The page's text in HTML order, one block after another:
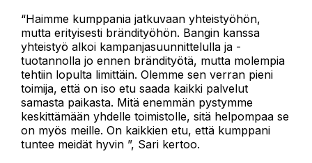
“Haimme kumppania jatkuvaan yhteistyöhön,
mutta erityisesti brändityöhön. Bangin kanssa
yhteistyö alkoi kampanjasuunnittelulla ja -
tuotannolla jo ennen brändityötä, mutta molempia
tehtiin lopulta limittäin. Olemme sen verran pieni
toimija, että on iso etu saada kaikki palvelut
samasta paikasta. Mitä enemmän pystymme
keskittämään yhdelle toimistolle, sitä helpompaa se
on myös meille. On kaikkien etu, että kumppani
tuntee meidät hyvin ”, Sari kertoo.